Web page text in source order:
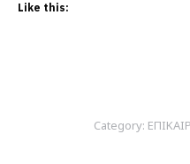
Like this:
Category: